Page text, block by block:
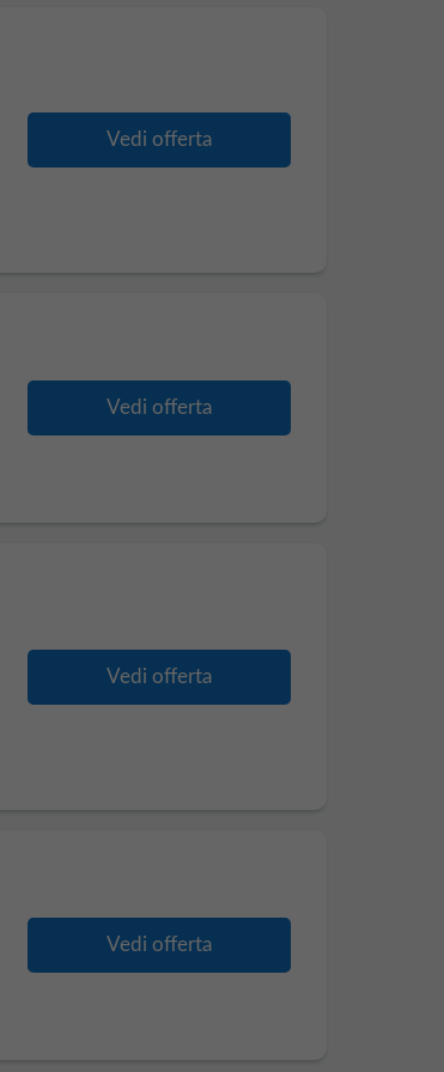
Vedi offerta
Vedi offerta
Vedi offerta
Vedi offerta